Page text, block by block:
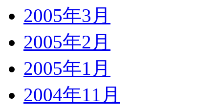
2005年3月
2005年2月
2005年1月
2004年11月